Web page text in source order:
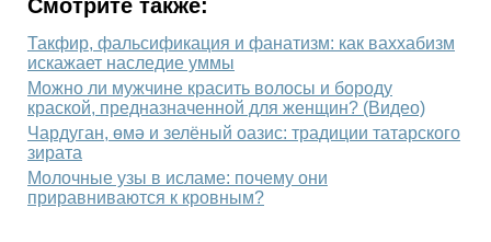
Смотрите также:
Такфир, фальсификация и фанатизм: как ваххабизм
искажает наследие уммы
Можно ли мужчине красить волосы и бороду
краской, предназначенной для женщин? (Видео)
Чардуган, өмә и зелёный оазис: традиции татарского
зирата
Молочные узы в исламе: почему они
приравниваются к кровным?